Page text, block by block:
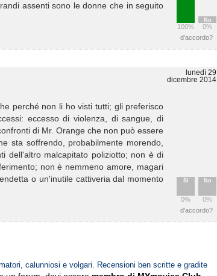
100%
No
0%
assenti sono le donne che in seguito
d'accordo?
lunedì 29
dicembre 2014
Sì
0%
No
0%
perché non li ho visti tutti; gli preferisco
eccesso di violenza, di sangue, di
di Mr. Orange che non può essere
sta soffrendo, probabilmente morendo,
dell'altro malcapitato poliziotto; non è di
non è nemmeno amore, magari
o un'inutile cattiveria dal momento
d'accordo?
calunniosi e volgari. Recensioni ben scritte e gradite